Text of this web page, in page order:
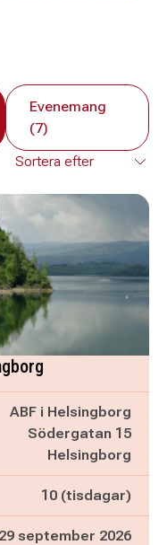
Evenemang
(7)
ABF i Helsingborg
Södergatan 15
Helsingborg
10 (tisdagar)
29 september 2026